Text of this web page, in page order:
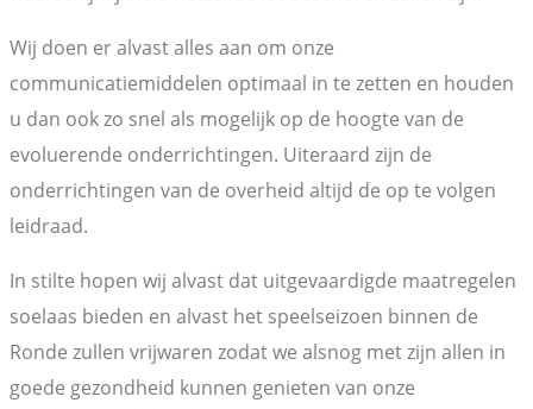
Wij doen er alvast alles aan om onze
communicatiemiddelen optimaal in te zetten en houden
u dan ook zo snel als mogelijk op de hoogte van de
evoluerende onderrichtingen. Uiteraard zijn de
onderrichtingen van de overheid altijd de op te volgen
leidraad.
In stilte hopen wij alvast dat uitgevaardigde maatregelen
soelaas bieden en alvast het speelseizoen binnen de
Ronde zullen vrijwaren zodat we alsnog met zijn allen in
goede gezondheid kunnen genieten van onze